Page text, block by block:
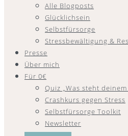
Alle Blogposts
Glücklichsein
Selbstfürsorge
Stressbewältigung &
Presse
Über mich
Für 0€
Quiz „Was steht deinem
Crashkurs gegen Stress
Selbstfürsorge Toolkit
Newsletter